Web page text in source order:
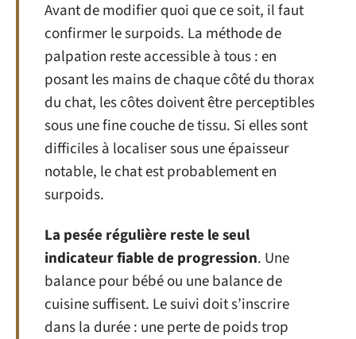
Avant de modifier quoi que ce soit, il faut
confirmer le surpoids. La méthode de
palpation reste accessible à tous : en
posant les mains de chaque côté du thorax
du chat, les côtes doivent être perceptibles
sous une fine couche de tissu. Si elles sont
difficiles à localiser sous une épaisseur
notable, le chat est probablement en
surpoids.
La pesée régulière reste le seul
indicateur fiable de progression. Une
balance pour bébé ou une balance de
cuisine suffisent. Le suivi doit s’inscrire
dans la durée : une perte de poids trop